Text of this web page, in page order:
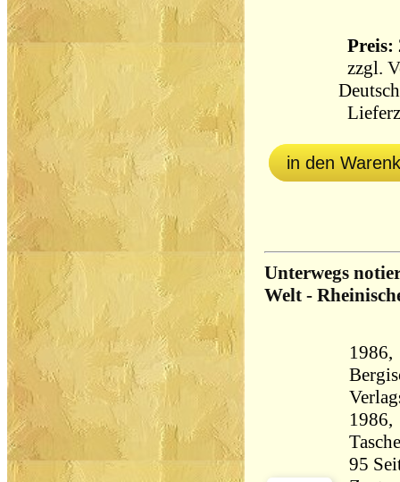
Preis:
zzgl.
in den
Unterwegs
Welt -
1986,